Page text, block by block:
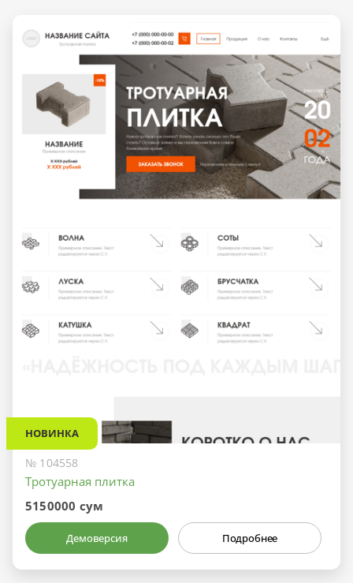
НОВИНКА
№ 104558
Тротуарная плитка
5150000 сум
Демоверсия Подробнее